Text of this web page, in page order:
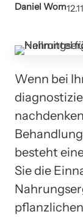
Daniel Wom
Wenn bei
besteht
Sie die